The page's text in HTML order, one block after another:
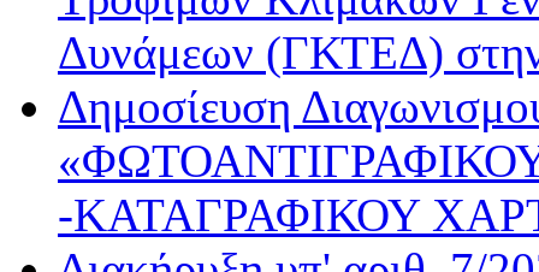
Δυνάμεων (ΓΚΤΕΔ)
Δημοσίευση
-ΚΑΤΑΓΡΑΦΙΚΟΥ